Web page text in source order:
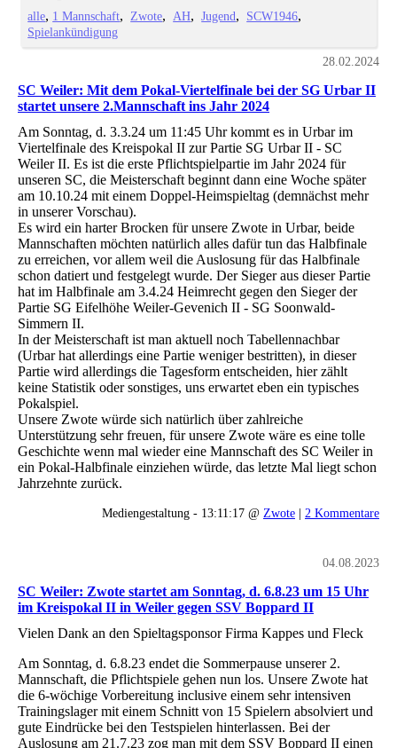
alle 1 Mannschaft Zwote AH Jugend
SCW1946
Spielankündigung
28.02.2024
SC Weiler: Mit dem Pokal-Viertelfinale bei der SG Urbar II
startet unsere 2.Mannschaft ins Jahr 2024
Am Sonntag, d. 3.3.24 um 11:45 Uhr kommt es in Urbar im
Viertelfinale des Kreispokal II zur Partie SG Urbar II - SC
Weiler II. Es ist die erste Pflichtspielpartie im Jahr 2024 für
unseren SC, die Meisterschaft beginnt dann eine Woche später
am 10.10.24 mit einem Doppel-Heimspieltag (demnächst mehr
in unserer Vorschau).
Es wird ein harter Brocken für unsere Zwote in Urbar, beide
Mannschaften möchten natürlich alles dafür tun das Halbfinale
zu erreichen, vor allem weil die Auslosung für das Halbfinale
schon datiert und festgelegt wurde. Der Sieger aus dieser Partie
hat im Halbfinale am 3.4.24 Heimrecht gegen den Sieger der
Partie SG Eifelhöhe Weiler-Gevenich II - SG Soonwald-
Simmern II.
In der Meisterschaft ist man aktuell noch Tabellennachbar
(Urbar hat allerdings eine Partie weniger bestritten), in dieser
Partie wird allerdings die Tagesform entscheiden, hier zählt
keine Statistik oder sonstiges, uns erwartet eben ein typisches
Pokalspiel.
Unsere Zwote würde sich natürlich über zahlreiche
Unterstützung sehr freuen, für unsere Zwote wäre es eine tolle
Geschichte wenn mal wieder eine Mannschaft des SC Weiler in
ein Pokal-Halbfinale einziehen würde, das letzte Mal liegt schon
Jahrzehnte zurück.
Mediengestaltung - 13:11:17 @ Zwote | 2 Kommentare
04.08.2023
SC Weiler: Zwote startet am Sonntag, d. 6.8.23 um 15 Uhr
im Kreispokal II in Weiler gegen SSV Boppard II
Vielen Dank an den Spieltagsponsor Firma Kappes und Fleck
Am Sonntag, d. 6.8.23 endet die Sommerpause unserer 2.
Mannschaft, die Pflichtspiele gehen nun los. Unsere Zwote hat
die 6-wöchige Vorbereitung inclusive einem sehr intensiven
Trainingslager mit einem Schnitt von 15 Spielern absolviert und
gute Eindrücke bei den Testspielen hinterlassen. Bei der
Auslosung am 21.7.23 zog man mit dem SSV Boppard II einen